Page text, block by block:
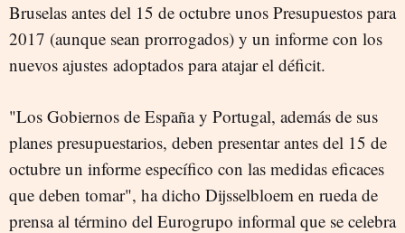
Bruselas antes del 15 de octubre unos Presupuestos para
2017 (aunque sean prorrogados) y un informe con los
nuevos ajustes adoptados para atajar el déficit.
"Los Gobiernos de España y Portugal, además de sus
planes presupuestarios, deben presentar antes del 15 de
octubre un informe específico con las medidas eficaces
que deben tomar", ha dicho Dijsselbloem en rueda de
prensa al término del Eurogrupo informal que se celebra